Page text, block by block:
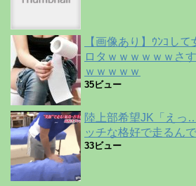
【画像あり】ｳﾝｺし
ロタｗｗｗｗｗｗさ
ｗｗｗｗｗ
35ビュー
陸上部希望JK「えっ
ッチな格好で走るん
33ビュー